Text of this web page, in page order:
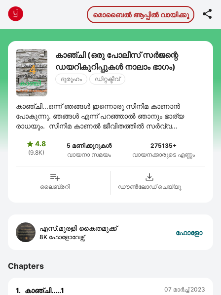
മൊബൈല്‍ ആപ്പില്‍ വായിക്കൂ 
കാഞ്ചി (ഒരു പോലീസ് സർജന്റെ
ഡയറികുറിപ്പുകൾ നാലാം ഭാഗം)
ദുരൂഹം ഡിറ്റക്ടീവ്
കാഞ്ചി...ഒന്ന് ഞങ്ങൾ ഇന്നൊരു സിനിമ കാണാൻ
പോകുന്നു. ഞങ്ങൾ എന്ന് പറഞ്ഞാൽ ഞാനും ഭാര്യ
രാധയും. സിനിമ കാണൽ ജീവിതത്തിൽ സർവ്വ
ഒന്നാണ് അത് പക്ഷേ ...
4.8
(9.8K)
5 മണിക്കൂറുകൾ
വായനാ സമയം
275135+
വായനക്കാരുടെ എണ്ണം
ലൈബ്രറി ഡൗണ്‍ലോഡ് ചെയ്യൂ
എസ്.മുരളി കൈതമുക്ക്
8K ഫോളോവേഴ്സ്
ഫോളോ
Chapters
1. കാഞ്ചി.....1 07 മാര്‍ച്ച് 2023